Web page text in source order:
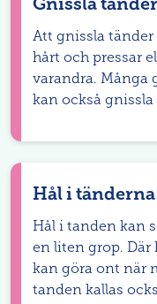
Att gnissla
hårt och pressar
varandra. Många
kan också
Hål i tänderna
Hål i tanden kan
en liten grop. Där
kan göra ont när
tanden kallas